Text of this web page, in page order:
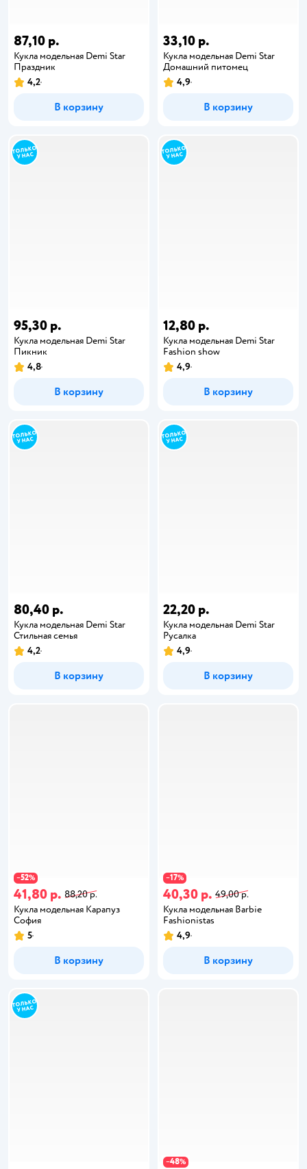
87,10 р.
Кукла модельная Demi Star
Праздник
4,2
В корзину
33,10 р.
Кукла модельная Demi Star
Домашний питомец
4,9
В корзину
95,30 р.
Кукла модельная Demi Star
Пикник
4,8
В корзину
12,80 р.
Кукла модельная Demi Star
Fashion show
4,9
В корзину
80,40 р.
Кукла модельная Demi Star
Стильная семья
4,2
В корзину
22,20 р.
Кукла модельная Demi Star
Русалка
4,9
В корзину
−52%
41,80 р. 88,20 р.
Кукла модельная Карапуз
София
5
В корзину
−17%
40,30 р. 49,00 р.
Кукла модельная Barbie
Fashionistas
4,9
В корзину
−48%